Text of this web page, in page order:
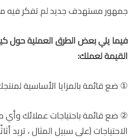
جمهور مستهدف جديد لم تفكر فيه
فيما يلي بعض الطرق العملية حول
القيمة لعملك:
① ضع قائمة بالمزايا الأساسية
② ضع قائمة باحتياجات عملائك
الاحتياجات (على سبيل المثال ، تريد